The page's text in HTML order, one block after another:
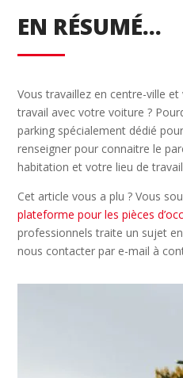
EN RÉSUMÉ…
Vous travaillez en centre-ville
travail avec votre voiture ?
parking spécialement dédié
renseigner pour connaitre le
habitation et votre lieu de
Cet article vous a plu ? Vous
plateforme pour les pièces
professionnels traite un sujet
nous contacter par e-mail à